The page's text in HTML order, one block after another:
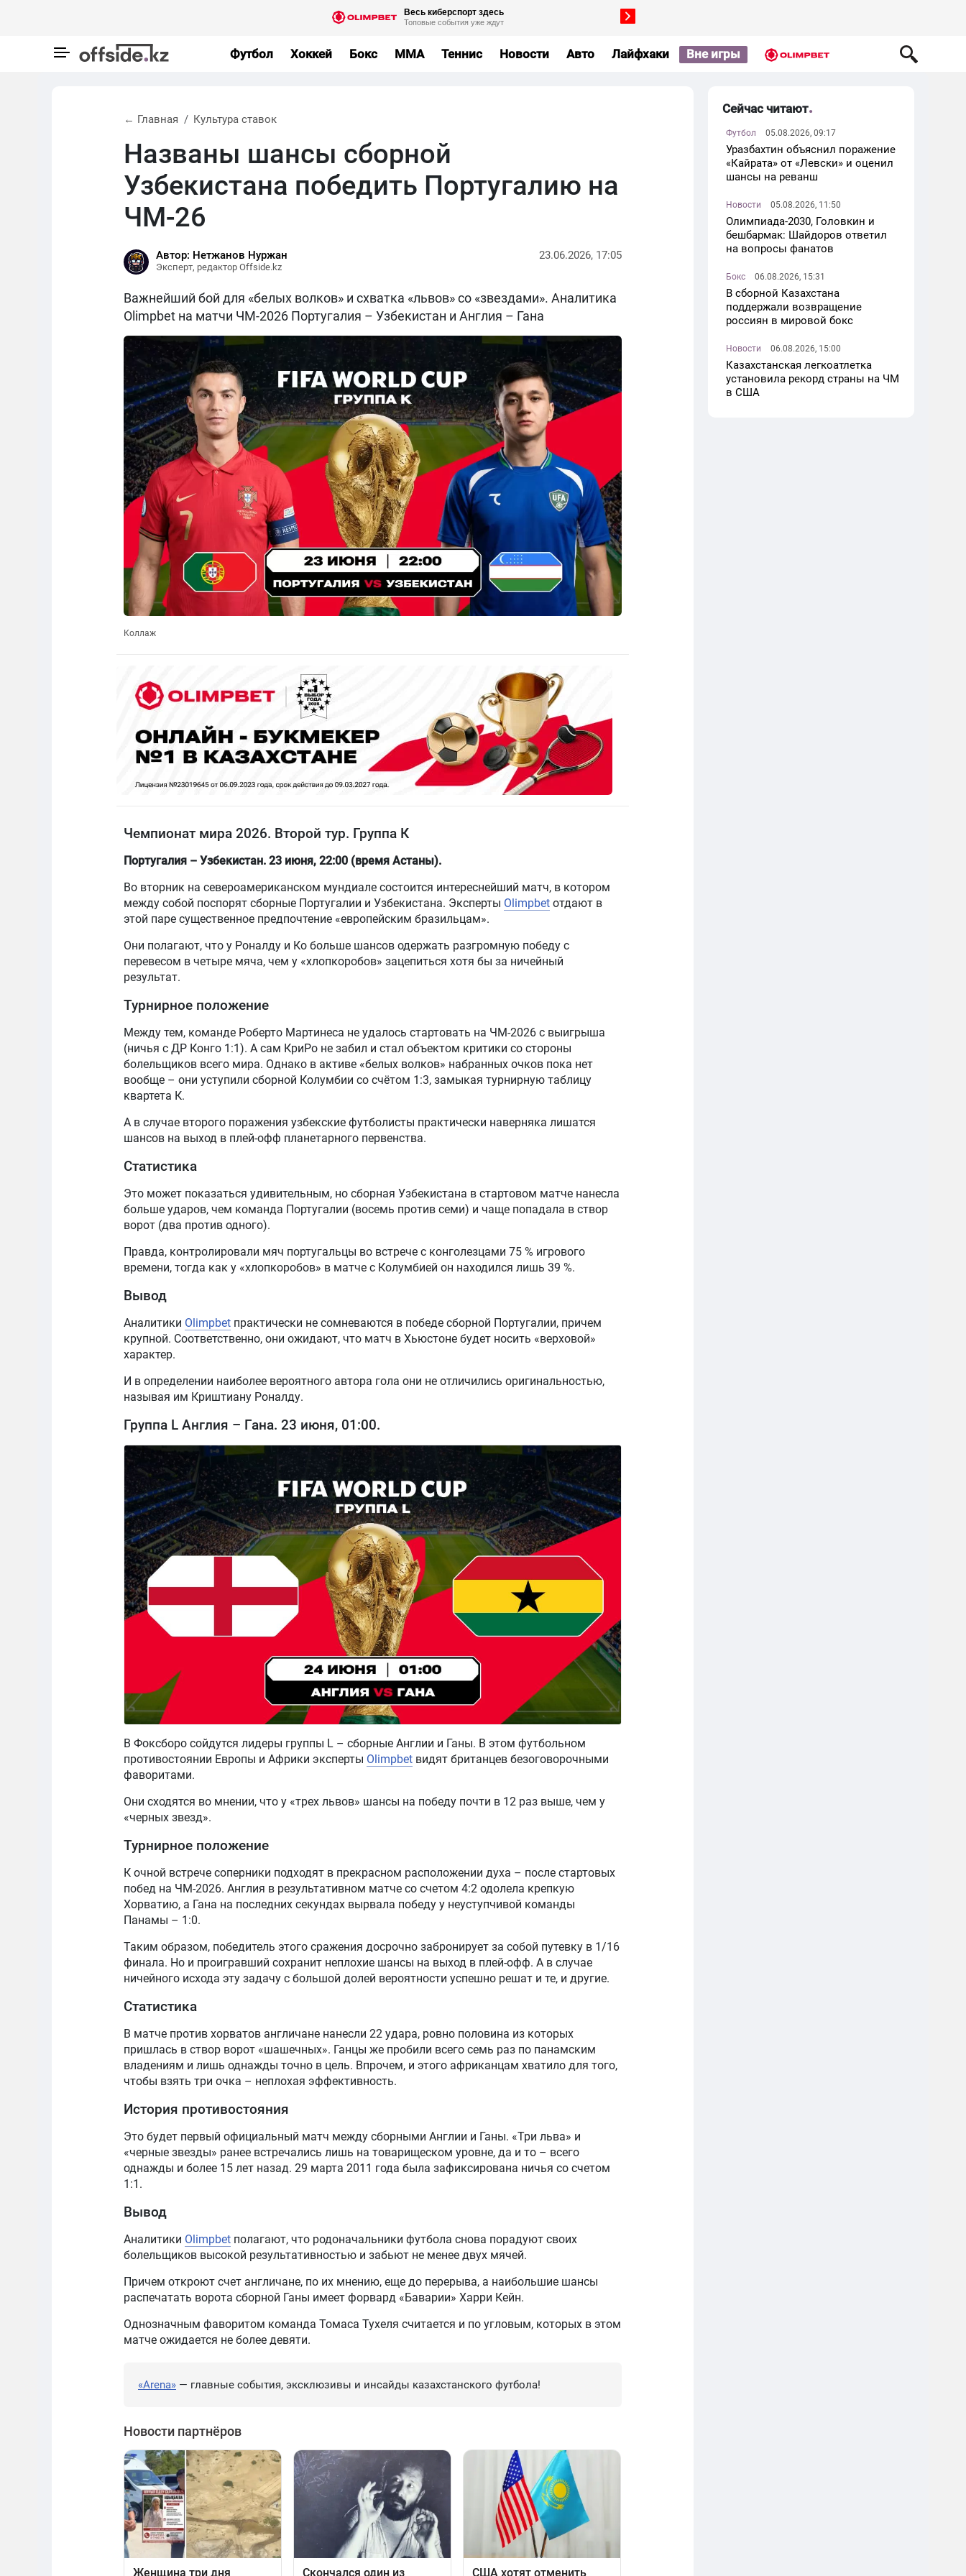
Футбол Хоккей Бокс MMA Теннис Новости Авто Лайфхаки Вне игры
← Главная Культура ставок
Названы шансы сборной
Узбекистана победить Португалию на
ЧМ-26
Автор: Нетжанов Нуржан
Эксперт, редактор Offside.kz
23.06.2026, 17:05
Важнейший бой для «белых волков» и схватка «львов» со «звездами». Аналитика
Olimpbet на матчи ЧМ-2026 Португалия – Узбекистан и Англия – Гана
Коллаж
Чемпионат мира 2026. Второй тур. Группа К
Португалия – Узбекистан. 23 июня, 22:00 (время Астаны).
Во вторник на североамериканском мундиале состоится интереснейший матч, в котором
между собой поспорят сборные Португалии и Узбекистана. Эксперты Olimpbet отдают в
этой паре существенное предпочтение «европейским бразильцам».
Они полагают, что у Роналду и Ко больше шансов одержать разгромную победу с
перевесом в четыре мяча, чем у «хлопкоробов» зацепиться хотя бы за ничейный
результат.
Турнирное положение
Между тем, команде Роберто Мартинеса не удалось стартовать на ЧМ-2026 с выигрыша
(ничья с ДР Конго 1:1). А сам КриРо не забил и стал объектом критики со стороны
болельщиков всего мира. Однако в активе «белых волков» набранных очков пока нет
вообще – они уступили сборной Колумбии со счётом 1:3, замыкая турнирную таблицу
квартета К.
А в случае второго поражения узбекские футболисты практически наверняка лишатся
шансов на выход в плей-офф планетарного первенства.
Статистика
Это может показаться удивительным, но сборная Узбекистана в стартовом матче нанесла
больше ударов, чем команда Португалии (восемь против семи) и чаще попадала в створ
ворот (два против одного).
Правда, контролировали мяч португальцы во встрече с конголезцами 75 % игрового
времени, тогда как у «хлопкоробов» в матче с Колумбией он находился лишь 39 %.
Вывод
Аналитики Olimpbet практически не сомневаются в победе сборной Португалии, причем
крупной. Соответственно, они ожидают, что матч в Хьюстоне будет носить «верховой»
характер.
И в определении наиболее вероятного автора гола они не отличились оригинальностью,
называя им Криштиану Роналду.
Группа L Англия – Гана. 23 июня, 01:00.
В Фоксборо сойдутся лидеры группы L – сборные Англии и Ганы. В этом футбольном
противостоянии Европы и Африки эксперты Olimpbet видят британцев безоговорочными
фаворитами.
Они сходятся во мнении, что у «трех львов» шансы на победу почти в 12 раз выше, чем у
«черных звезд».
Турнирное положение
К очной встрече соперники подходят в прекрасном расположении духа – после стартовых
побед на ЧМ-2026. Англия в результативном матче со счетом 4:2 одолела крепкую
Хорватию, а Гана на последних секундах вырвала победу у неуступчивой команды
Панамы – 1:0.
Таким образом, победитель этого сражения досрочно забронирует за собой путевку в 1/16
финала. Но и проигравший сохранит неплохие шансы на выход в плей-офф. А в случае
ничейного исхода эту задачу с большой долей вероятности успешно решат и те, и другие.
Статистика
В матче против хорватов англичане нанесли 22 удара, ровно половина из которых
пришлась в створ ворот «шашечных». Ганцы же пробили всего семь раз по панамским
владениям и лишь однажды точно в цель. Впрочем, и этого африканцам хватило для того,
чтобы взять три очка – неплохая эффективность.
История противостояния
Это будет первый официальный матч между сборными Англии и Ганы. «Три льва» и
«черные звезды» ранее встречались лишь на товарищеском уровне, да и то – всего
однажды и более 15 лет назад. 29 марта 2011 года была зафиксирована ничья со счетом
1:1.
Вывод
Аналитики Olimpbet полагают, что родоначальники футбола снова порадуют своих
болельщиков высокой результативностью и забьют не менее двух мячей.
Причем откроют счет англичане, по их мнению, еще до перерыва, а наибольшие шансы
распечатать ворота сборной Ганы имеет форвард «Баварии» Харри Кейн.
Однозначным фаворитом команда Томаса Тухеля считается и по угловым, которых в этом
матче ожидается не более девяти.
«Arena» — главные события, эксклюзивы и инсайды казахстанского футбола!
Сейчас читают
Футбол 05.08.2026, 09:17
Уразбахтин объяснил поражение
«Кайрата» от «Левски» и оценил
шансы на реванш
Новости 05.08.2026, 11:50
Олимпиада-2030, Головкин и
бешбармак: Шайдоров ответил
на вопросы фанатов
Бокс 06.08.2026, 15:31
В сборной Казахстана
поддержали возвращение
россиян в мировой бокс
Новости 06.08.2026, 15:00
Казахстанская легкоатлетка
установила рекорд страны на ЧМ
в США